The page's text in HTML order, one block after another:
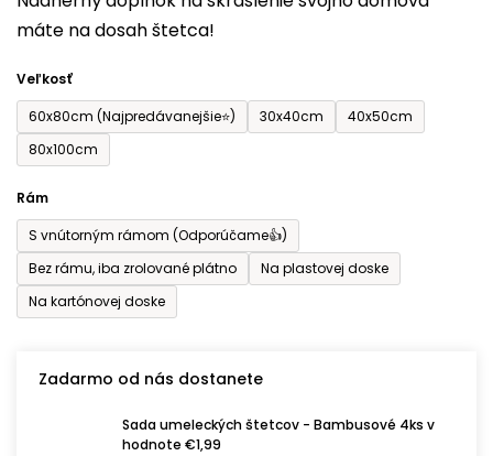
máte na dosah štetca!
Veľkosť
60x80cm (Najpredávanejšie⭐)
30x40cm
40x50cm
80x100cm
Rám
S vnútorným rámom (Odporúčame👍)
Bez rámu, iba zrolované plátno
Na plastovej doske
Na kartónovej doske
Zadarmo od nás dostanete
Sada umeleckých štetcov - Bambusové 4ks v
hodnote €1,99